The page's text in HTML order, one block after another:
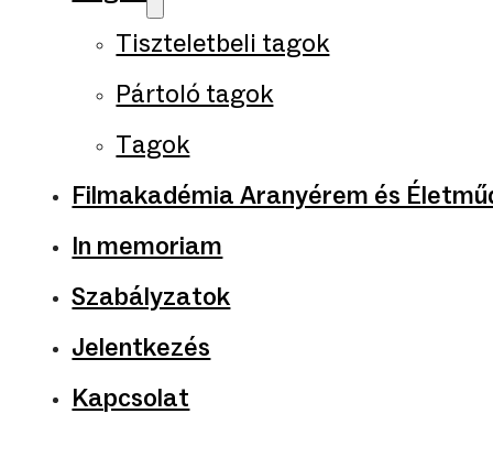
Tiszteletbeli tagok
Pártoló tagok
Tagok
Filmakadémia Aranyérem és
In memoriam
Szabályzatok
Jelentkezés
Kapcsolat